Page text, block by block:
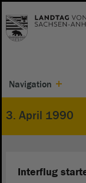
Navigation
3. April 1990
Interflug